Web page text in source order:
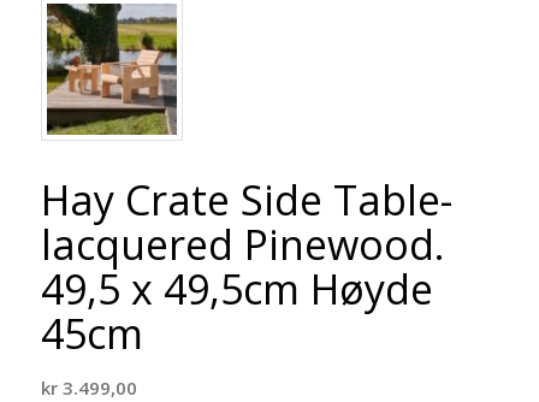
Hay Crate Side Table-
lacquered Pinewood.
49,5 x 49,5cm Høyde
45cm
kr3.499,00